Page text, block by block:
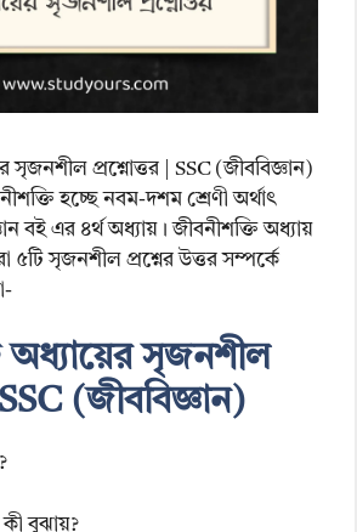
সৃজনশীল প্রশ্নোত্তর | SSC (জীববিজ্ঞান)
হচ্ছে নবম-দশম শ্রেণী অর্থাৎ
বই এর ৪র্থ অধ্যায়। জীবনীশক্তি অধ্যায়
৫টি সৃজনশীল প্রশ্নের উত্তর সম্পর্কে
অধ্যায়ের সৃজনশীল
(জীববিজ্ঞান)
বুঝায়?